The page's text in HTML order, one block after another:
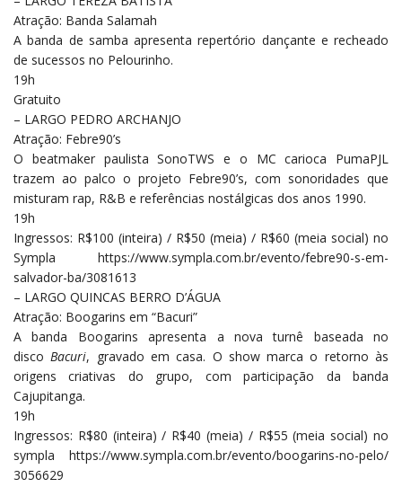
Atração: Banda Salamah
A banda de samba apresenta repertório dançante e recheado
de sucessos no Pelourinho.
19h
Gratuito
– LARGO PEDRO ARCHANJO
Atração: Febre90’s
O beatmaker paulista SonoTWS e o MC carioca PumaPJL
trazem ao palco o projeto Febre90’s, com sonoridades que
misturam rap, R&B e referências nostálgicas dos anos 1990.
19h
Ingressos: R$100 (inteira) / R$50 (meia) / R$60 (meia social) no
Sympla https://www.sympla.com.br/evento/febre90-s-em-
salvador-ba/3081613
– LARGO QUINCAS BERRO D’ÁGUA
Atração: Boogarins em “Bacuri”
A banda Boogarins apresenta a nova turnê baseada no
discoBacuri, gravado em casa. O show marca o retorno às
origens criativas do grupo, com participação da banda
Cajupitanga.
19h
Ingressos: R$80 (inteira) / R$40 (meia) / R$55 (meia social) no
sympla https://www.sympla.com.br/evento/boogarins-no-pelo/
3056629